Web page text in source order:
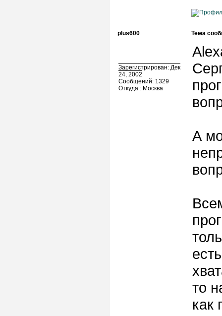
plus600 Тема
Зарегистрирован: Дек
24, 2002
Сообщений: 1329
Откуда : Москва
А
то
как